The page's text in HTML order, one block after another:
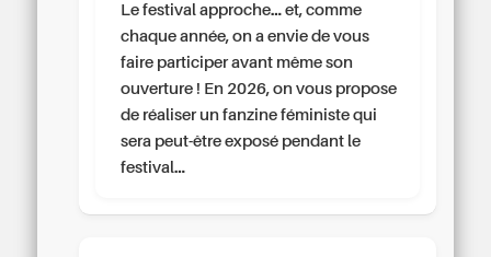
Le festival approche… et, comme
chaque année, on a envie de vous
faire participer avant même son
ouverture ! En 2026, on vous propose
de réaliser un fanzine féministe qui
sera peut-être exposé pendant le
festival…